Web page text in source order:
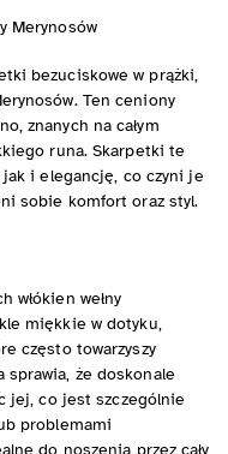
Merynosów
bezuciskowe w prążki,
Ten ceniony
znanych na całym
runa. Skarpetki te
jak i elegancję, co czyni je
sobie komfort oraz styl.
włókien wełny
miękkie w dotyku,
często towarzyszy
sprawia, że doskonale
jej, co jest szczególnie
problemami
do noszenia przez cały